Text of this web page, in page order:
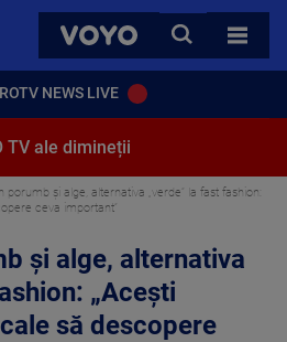
VOYO
CAUTA
TOATE
NEWS LIVE
TV ale dimineții
porumb și alge, alternativa „verde” la fast fashion:
ceva important”
și alge, alternativa
„Acești
să descopere